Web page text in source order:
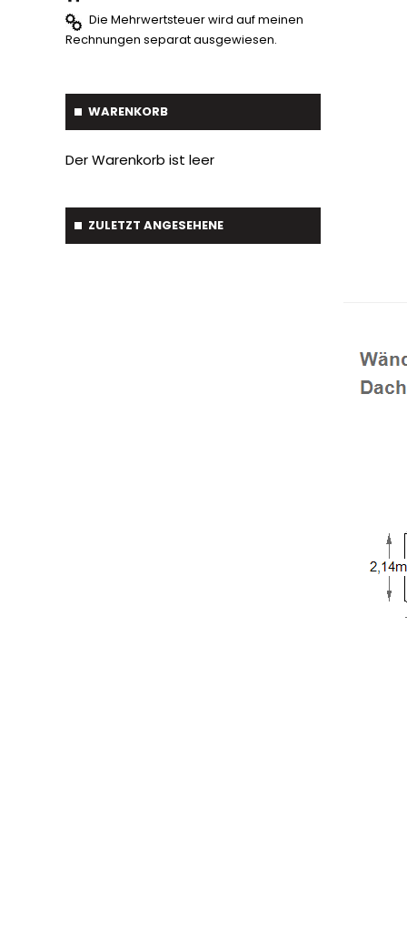
Ballengreifer 7
Schaufel 17
Planierschild 4
Silageschieber 2
Gabelstapler-Euroaufnahme 1
Die Mehrwertsteuer wird auf meinen
Rechnungen separat ausgewiesen.
WARENKORB
Der Warenkorb ist leer
ZULETZT ANGESEHENE